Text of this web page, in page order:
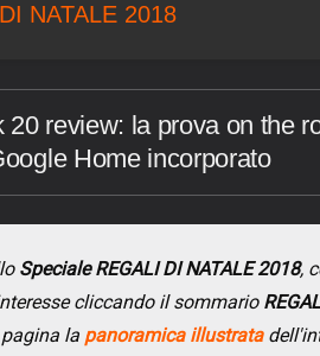
NATALE 2018
20 review: la prova on the
Home incorporato
Speciale REGALI DI NATALE 2018,
cliccando il sommario
la panoramica illustrata